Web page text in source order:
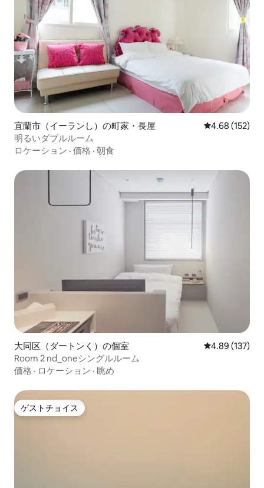
宜蘭市（イーランし）の町家・長屋 レビュー152
4.68 (152)
明るいダブルルーム
ロケーション · 価格 · 朝食
大同区（ダートンく）の個室 レビュー137
4.89 (137)
Room 2 nd_oneシングルルーム
価格 · ロケーション · 眺め
ゲストチョイス
ゲストチョイス